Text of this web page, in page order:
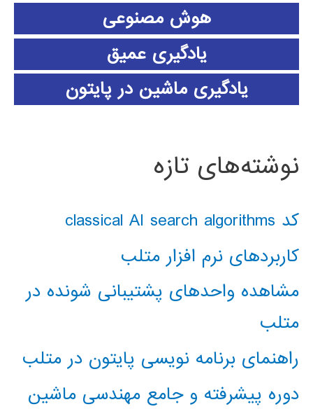
هوش مصنوعی
یادگیری عمیق
یادگیری ماشین در پایتون
نوشته‌های تازه
کد classical AI search algorithms
کاربردهای نرم افزار متلب
مشاهده واحدهای پشتیبانی شونده در
متلب
راهنمای برنامه نویسی پایتون در متلب
دوره پیشرفته و جامع مهندسی ماشین